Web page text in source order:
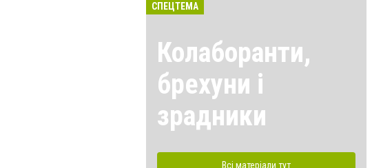
СПЕЦТЕМА
Колаборанти,
брехуни і
зрадники
Всі матеріали тут